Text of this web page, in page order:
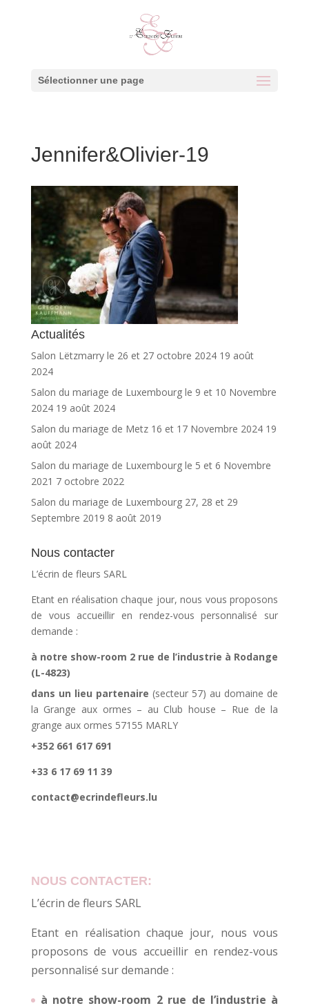
Sélectionner une page
Jennifer&Olivier-19
Actualités
Salon Lëtzmarry le 26 et 27 octobre 2024 19 août
2024
Salon du mariage de Luxembourg le 9 et 10 Novembre
2024 19 août 2024
Salon du mariage de Metz 16 et 17 Novembre 2024 19
août 2024
Salon du mariage de Luxembourg le 5 et 6 Novembre
2021 7 octobre 2022
Salon du mariage de Luxembourg 27, 28 et 29
Septembre 2019 8 août 2019
Nous contacter
L’écrin de fleurs SARL
Etant en réalisation chaque jour, nous vous proposons
de vous accueillir en rendez-vous personnalisé sur
demande :
à notre show-room 2 rue de l’industrie à Rodange
(L-4823)
dans un lieu partenaire (secteur 57) au domaine de
la Grange aux ormes – au Club house – Rue de la
grange aux ormes 57155 MARLY
+352 661 617 691
+33 6 17 69 11 39
contact@ecrindefleurs.lu
NOUS CONTACTER:
L’écrin de fleurs SARL
Etant en réalisation chaque jour, nous vous
proposons de vous accueillir en rendez-vous
personnalisé sur demande :
à notre show-room 2 rue de l’industrie à